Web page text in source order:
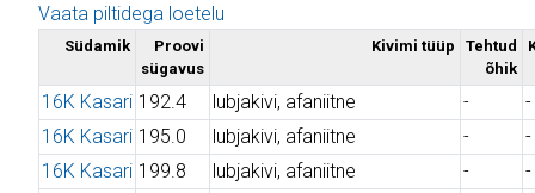
Vaata piltidega loetelu
Südamik
Proovi
sügavus
Kivimi tüüp
Tehtud
õhik
16K Kasari 192.4 lubjakivi, afaniitne -
-
16K Kasari 195.0 lubjakivi, afaniitne -
-
16K Kasari 199.8 lubjakivi, afaniitne -
-